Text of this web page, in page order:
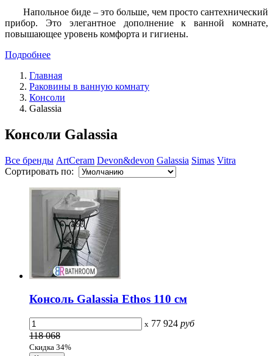
Напольное биде – это больше, чем просто сантехнический
прибор. Это элегантное дополнение к ванной комнате,
повышающее уровень комфорта и гигиены.
Подробнее
Главная
Раковины в ванную комнату
Консоли
Galassia
Консоли Galassia
Все бренды ArtCeram Devon&devon Galassia Simas Vitra
Сортировать по:
Консоль Galassia Ethos 110 см
x 77 924 руб
118 068
Скидка 34%